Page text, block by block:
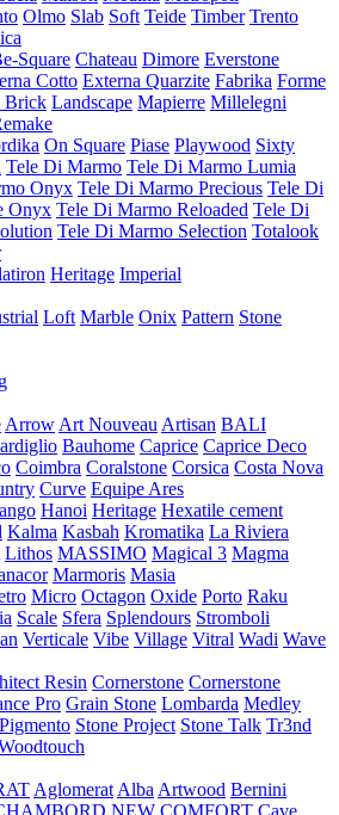
Olmo Slab Soft Teide Timber Trento
Square Chateau Dimore Everstone
Cotto Externa Quarzite Fabrika Forme
Brick Landscape Mapierre Millelegni
On Square Piase Playwood Sixty
Tele Di Marmo Tele Di Marmo Lumia
Onyx Tele Di Marmo Precious Tele Di
Onyx Tele Di Marmo Reloaded Tele Di
Tele Di Marmo Selection Totalook
Heritage Imperial
Loft Marble Onix Pattern Stone
Arrow Art Nouveau Artisan BALI
Bauhome Caprice Caprice Deco
Coimbra Coralstone Corsica Costa Nova
Curve Equipe Ares
Hanoi Heritage Hexatile cement
Kalma Kasbah Kromatika La Riviera
Lithos MASSIMO Magical 3 Magma
Marmoris Masia
Micro Octagon Oxide Porto Raku
Scale Sfera Splendours Stromboli
Verticale Vibe Village Vitral Wadi Wave
Resin Cornerstone Cornerstone
Pro Grain Stone Lombarda Medley
Pigmento Stone Project Stone Talk Tr3nd
Aglomerat Alba Artwood Bernini